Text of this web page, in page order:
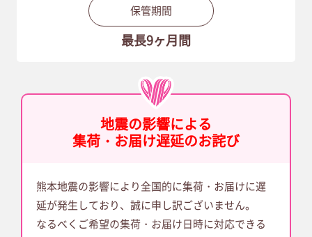
保管期間
最長9ヶ月間
地震の影響による
集荷・お届け遅延のお詫び
熊本地震の影響により全国的に集荷・お届けに遅
延が発生しており、誠に申し訳ございません。
なるべくご希望の集荷・お届け日時に対応できる
「店舗」